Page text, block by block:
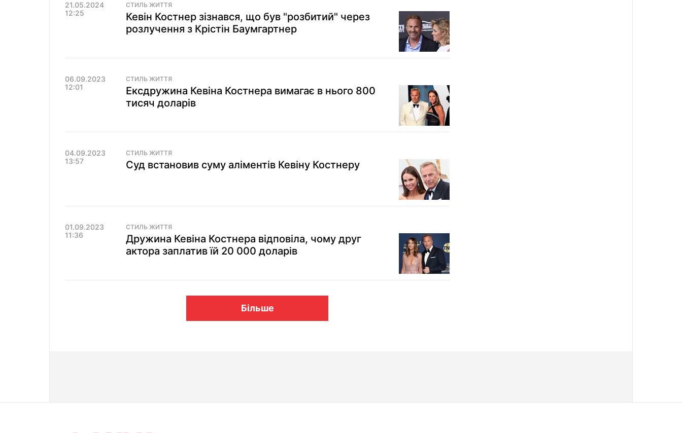
21.05.2024
12:25
СТИЛЬ ЖИТТЯ
Кевін Костнер зізнався, що був "розбитий" через
розлучення з Крістін Баумгартнер
06.09.2023
12:01
СТИЛЬ ЖИТТЯ
Ексдружина Кевіна Костнера вимагає в нього 800
тисяч доларів
04.09.2023
13:57
СТИЛЬ ЖИТТЯ
Суд встановив суму аліментів Кевіну Костнеру
01.09.2023
11:36
СТИЛЬ ЖИТТЯ
Дружина Кевіна Костнера відповіла, чому друг
актора заплатив їй 20 000 доларів
Більше